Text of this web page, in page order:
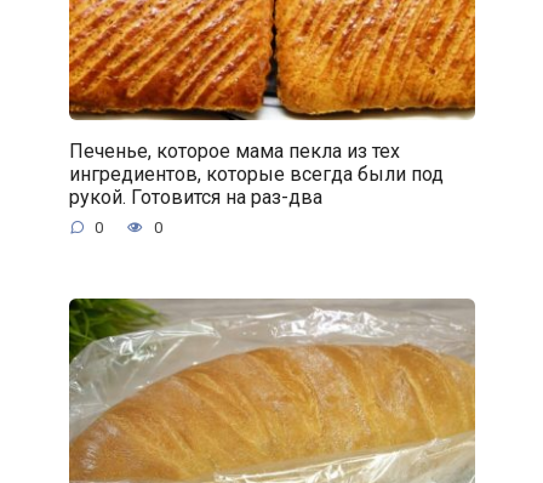
Печенье, которое мама пекла из тех
ингредиентов, которые всегда были под
рукой. Готовится на раз-два
0 0